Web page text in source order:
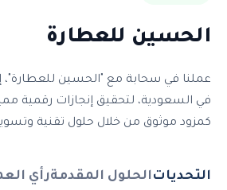
الحسين للعطارة
عملنا في سحابة مع "الحسين للعطارة"،
في السعودية، لتحقيق إنجازات رقمية
كمزود موثوق من خلال حلول تقنية
التحدياتالحلول المقدمةرأي